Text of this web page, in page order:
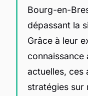
Bourg-en-
dépassant la
Grâce à leur
actuelles, ces
stratégies sur